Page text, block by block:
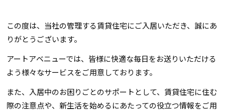
この度は、当社の管理する賃貸住宅にご入居いただき、誠にあ
りがとうございます。
アートアベニューでは、皆様に快適な毎日をお送りいただける
よう様々なサービスをご用意しております。
また、入居中のお困りごとのサポートとして、賃貸住宅に住む
際の注意点や、新生活を始めるにあたっての役立つ情報をご用